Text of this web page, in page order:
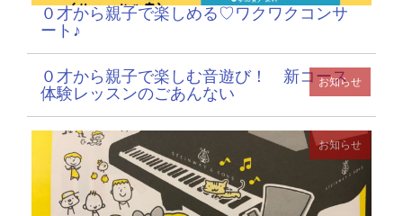
０才から親子で楽しめる♡ワクワクコンサ
ート♪
お知らせ
０才から親子で楽しむ音遊び！ 新コース
体験レッスンのごあんない
お知らせ